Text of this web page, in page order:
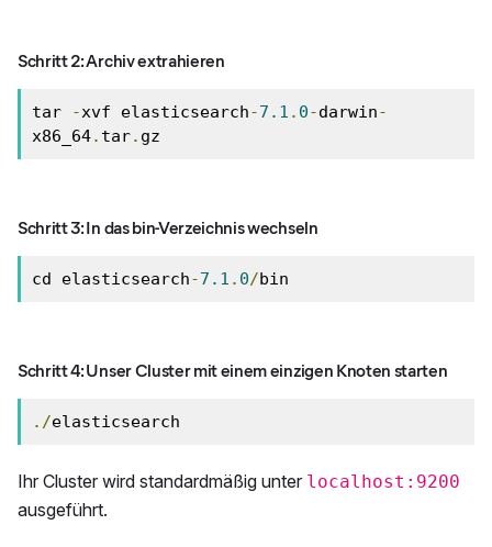
Schritt 2: Archiv extrahieren
tar -xvf elasticsearch-7.1 . 0-darwin-
x86_64. tar. gz
Schritt 3: In das bin-Verzeichnis wechseln
cd elasticsearch-7.1 . 0/bin
Schritt 4: Unser Cluster mit einem einzigen Knoten starten
./elasticsearch
Ihr Cluster wird standardmäßig unter localhost:9200
ausgeführt.